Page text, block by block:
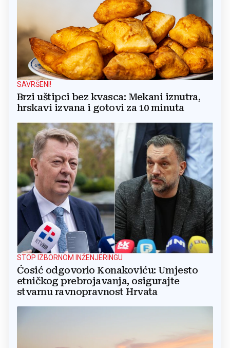
SAVRŠENI!
Brzi uštipci bez kvasca: Mekani iznutra,
hrskavi izvana i gotovi za 10 minuta
STOP IZBORNOM INŽENJERINGU
Ćosić odgovorio Konakoviću: Umjesto
etničkog prebrojavanja, osigurajte
stvarnu ravnopravnost Hrvata